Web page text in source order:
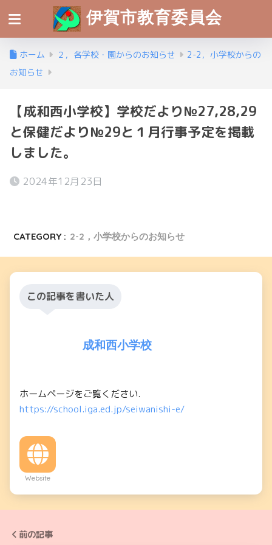
伊賀市教育委員会
ホーム ２，各学校・園からのお知らせ
2-2，小学校からの
お知らせ
【成和西小学校】学校だより№27,28,29
と保健だより№29と１月行事予定を掲載
しました。
2024年12月23日
CATEGORY : 2-2，小学校からのお知らせ
この記事を書いた人
成和西小学校
ホームページをご覧ください.
https://school.iga.ed.jp/seiwanishi-e/
Website
前の記事